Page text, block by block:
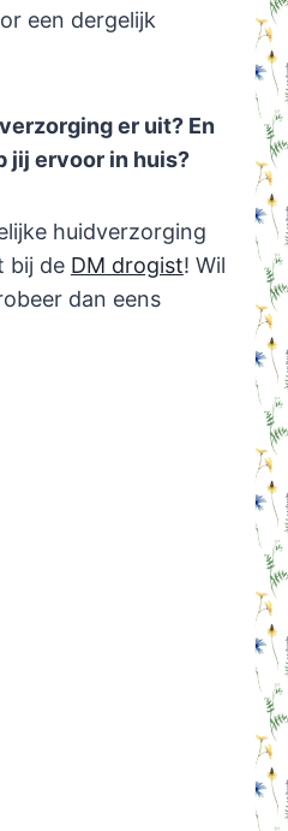
een dergelijk
er uit? En
jij ervoor in huis?
huidverzorging
bij de DM drogist! Wil
dan eens